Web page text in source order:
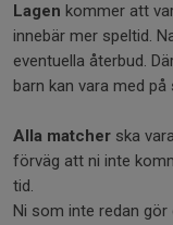
Lagen kommer att
innebär mer speltid.
eventuella återbud.
barn kan vara med
Alla matcher ska
förväg att ni inte
tid.
Ni som inte redan